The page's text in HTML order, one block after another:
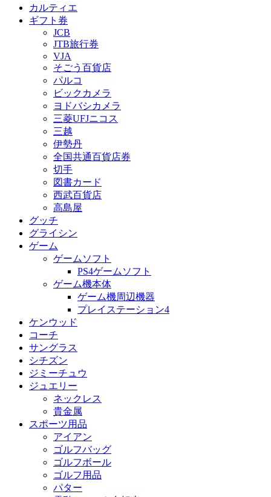
カルティエ
ギフト券
JCB
JTB旅行券
VJA
そごう百貨店
パルコ
ビックカメラ
ヨドバシカメラ
三菱UFJニコス
三越
伊勢丹
全国共通百貨店券
切手
図書カード
西武百貨店
高島屋
グッチ
グライシン
ゲーム
ゲームソフト
PS4ゲームソフト
ゲーム機本体
ゲーム機周辺機器
プレイステーション4
ケンウッド
コーチ
サングラス
シチズン
ジミーチュウ
ジュエリー
ネックレス
貴金属
スポーツ用品
アイアン
ゴルフバッグ
ゴルフボール
ゴルフ用品
パター